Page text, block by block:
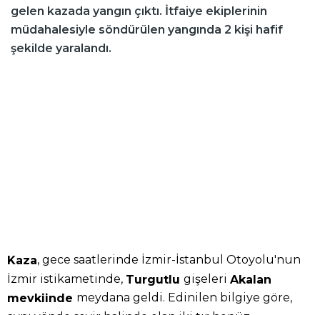
gelen kazada yangın çıktı. İtfaiye ekiplerinin
müdahalesiyle söndürülen yangında 2 kişi hafif
şekilde yaralandı.
Kaza, gece saatlerinde İzmir-İstanbul Otoyolu'nun
İzmir istikametinde, Turgutlu gişeleri Akalan
mevkiinde meydana geldi. Edinilen bilgiye göre,